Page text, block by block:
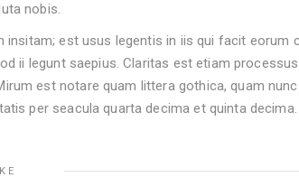
nobis.
insitam; est usus legentis in iis qui facit
ii legunt saepius. Claritas est etiam
est notare quam littera gothica, quam
per seacula quarta decima et quinta